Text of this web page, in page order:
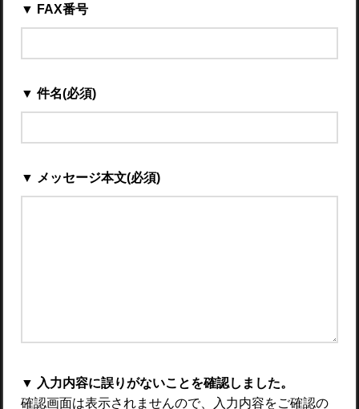
▼ FAX番号
▼ 件名(必須)
▼ メッセージ本文(必須)
▼ 入力内容に誤りがないことを確認しました。
確認画面は表示されませんので、入力内容をご確認の